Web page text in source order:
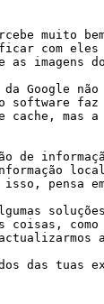
muito
com
as imagens
da Google
software
cache,
de
pensa
coisas,
das tuas